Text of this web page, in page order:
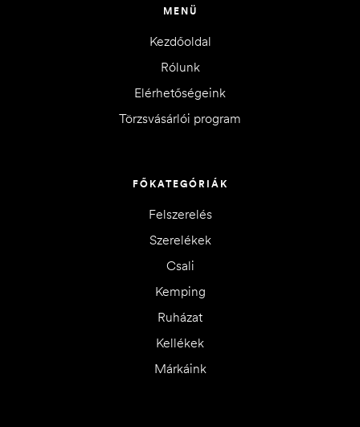
MENÜ
Kezdőoldal
Rólunk
Elérhetőségeink
Törzsvásárlói program
FŐKATEGÓRIÁK
Felszerelés
Szerelékek
Csali
Kemping
Ruházat
Kellékek
Márkáink